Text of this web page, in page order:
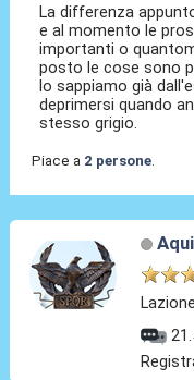
La differenza
e al momento le
importanti o
posto le cose sono
lo sappiamo già
deprimersi quando
stesso grigio.
Piace a 2 persone.